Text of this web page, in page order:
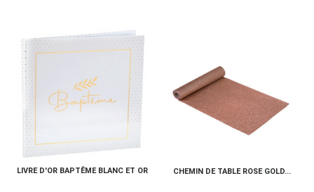
LIVRE D'OR BAPTÊME BLANC ET OR CHEMIN DE TABLE ROSE GOLD...